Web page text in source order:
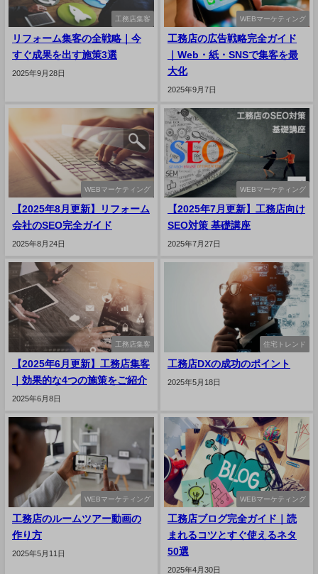
工務店集客
リフォーム集客の全戦略｜今
すぐ成果を出す施策3選
2025年9月28日
WEBマーケティング
工務店の広告戦略完全ガイド
｜Web・紙・SNSで集客を最
大化
2025年9月7日
WEBマーケティング
【2025年8月更新】リフォーム
会社のSEO完全ガイド
2025年8月24日
WEBマーケティング
【2025年7月更新】工務店向け
SEO対策 基礎講座
2025年7月27日
工務店集客
【2025年6月更新】工務店集客
｜効果的な4つの施策をご紹介
2025年6月8日
住宅トレンド
工務店DXの成功のポイント
2025年5月18日
WEBマーケティング
工務店のルームツアー動画の
作り方
2025年5月11日
WEBマーケティング
工務店ブログ完全ガイド｜読
まれるコツとすぐ使えるネタ
50選
2025年4月30日